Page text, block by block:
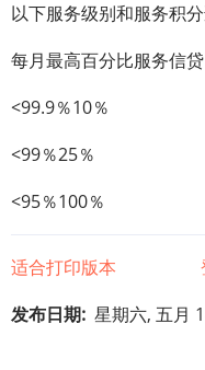
以下服务级别和服务积
每月最高百分比服务信贷
<99.9％10％
<99％25％
<95％100％
适合打印版本
发布日期 星期六, 五月